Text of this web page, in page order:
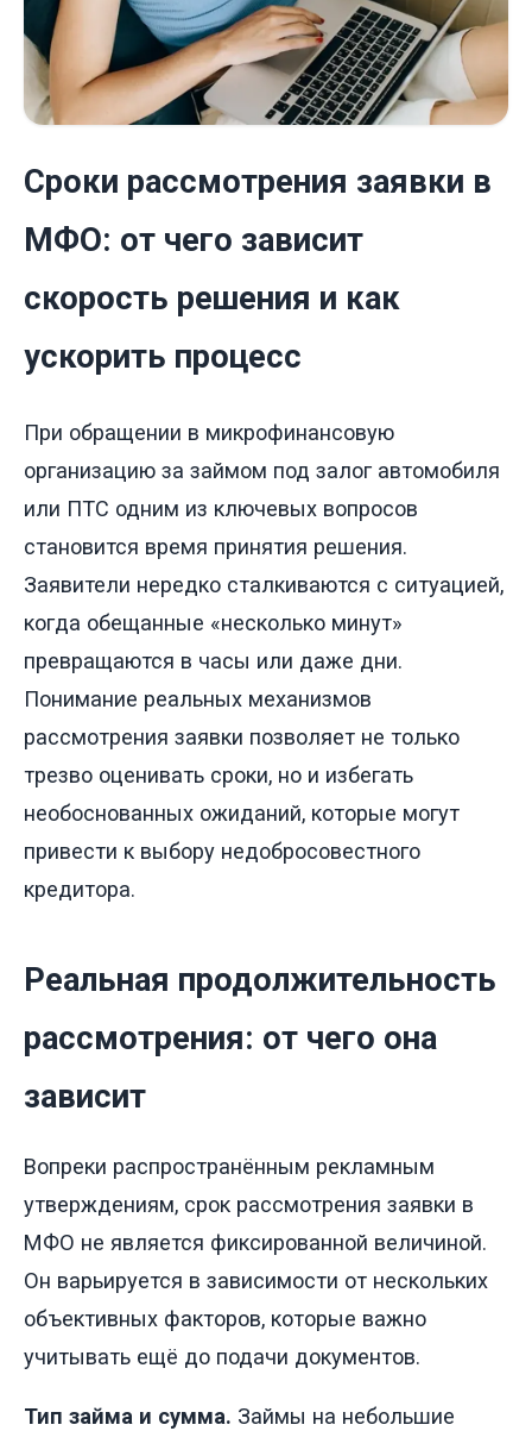
Сроки рассмотрения заявки в
МФО: от чего зависит
скорость решения и как
ускорить процесс
При обращении в микрофинансовую
организацию за займом под залог автомобиля
или ПТС одним из ключевых вопросов
становится время принятия решения.
Заявители нередко сталкиваются с ситуацией,
когда обещанные «несколько минут»
превращаются в часы или даже дни.
Понимание реальных механизмов
рассмотрения заявки позволяет не только
трезво оценивать сроки, но и избегать
необоснованных ожиданий, которые могут
привести к выбору недобросовестного
кредитора.
Реальная продолжительность
рассмотрения: от чего она
зависит
Вопреки распространённым рекламным
утверждениям, срок рассмотрения заявки в
МФО не является фиксированной величиной.
Он варьируется в зависимости от нескольких
объективных факторов, которые важно
учитывать ещё до подачи документов.
Тип займа и сумма. Займы на небольшие